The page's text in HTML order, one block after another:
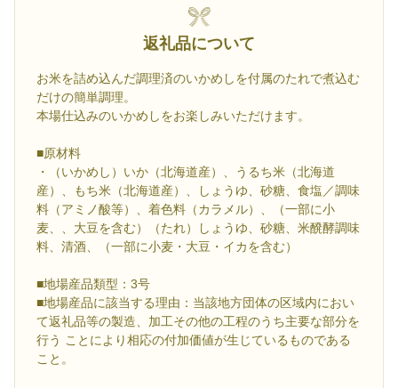
返礼品について
お米を詰め込んだ調理済のいかめしを付属のたれで煮込む
だけの簡単調理。
本場仕込みのいかめしをお楽しみいただけます。
■原材料
・（いかめし）いか（北海道産）、うるち米（北海道
産）、もち米（北海道産）、しょうゆ、砂糖、食塩／調味
料（アミノ酸等）、着色料（カラメル）、（一部に小
麦、、大豆を含む）（たれ）しょうゆ、砂糖、米醗酵調味
料、清酒、（一部に小麦・大豆・イカを含む）
■地場産品類型：3号
■地場産品に該当する理由：当該地方団体の区域内におい
て返礼品等の製造、加工その他の工程のうち主要な部分を
行う ことにより相応の付加価値が生じているものである
こと。